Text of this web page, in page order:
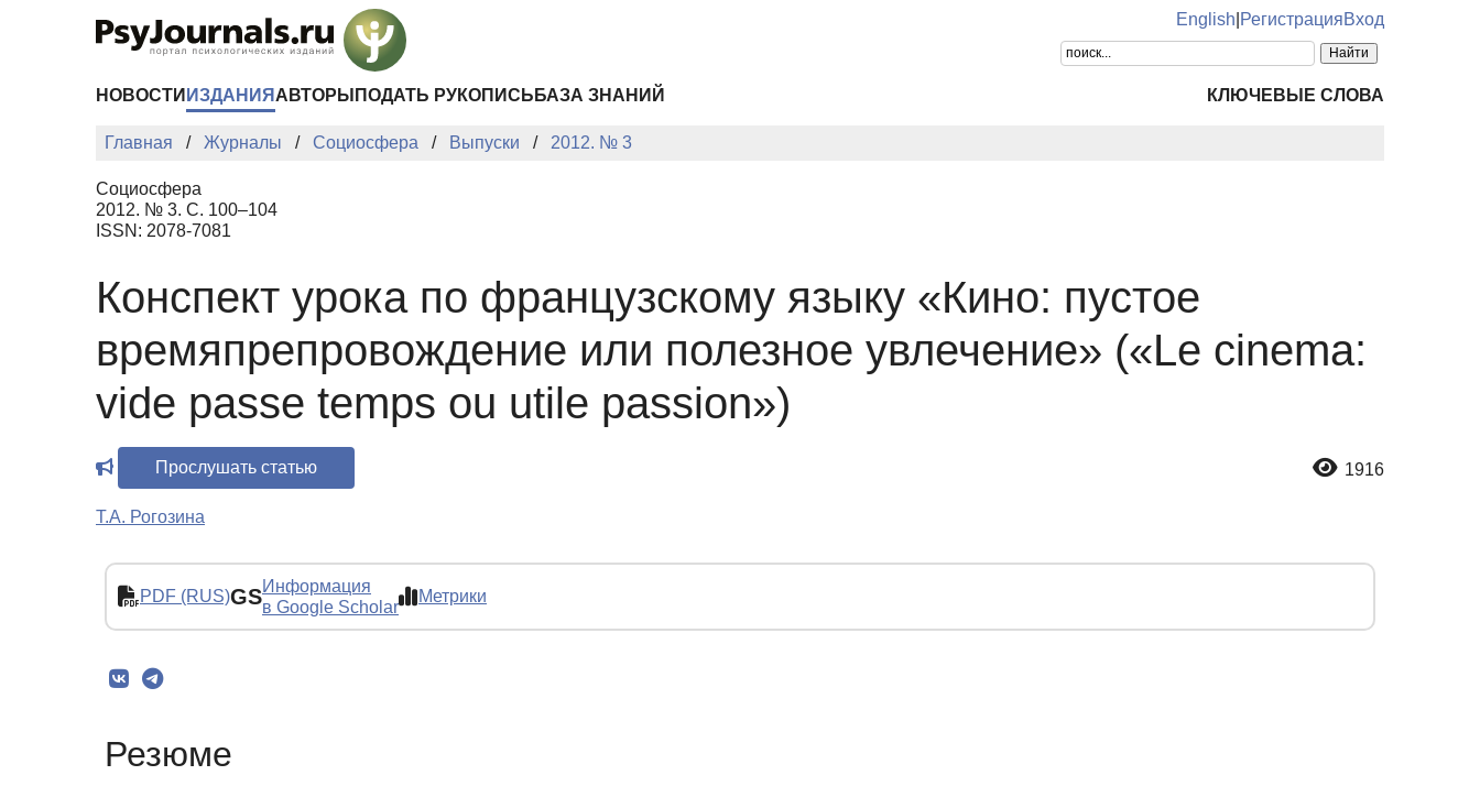
English РегистрацияВход
НОВОСТИ ИЗДАНИЯ АВТОРЫ ПОДАТЬ РУКОПИСЬ БАЗА ЗНАНИЙ КЛЮЧЕВЫЕ СЛОВА
Главная Журналы Социосфера Выпуски 2012. № 3
Социосфера
2012. № 3. С. 100–104
ISSN: 2078-7081
Конспект урока по французскому языку «Кино: пустое
времяпрепровождение или полезное увлечение» («Le cinema:
vide passe temps ou utile passion»)
Прослушать статью 1916
Т.А. Рогозина
PDF (RUS)GSИнформация
в Google Scholar
Метрики
Резюме